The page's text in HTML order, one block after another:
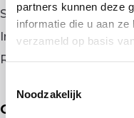
partners kunnen deze
informatie die u aan
verzameld op basis
Noodzakelijk
Stage plaatsen
Inloggen
Registreren
OVER ONS